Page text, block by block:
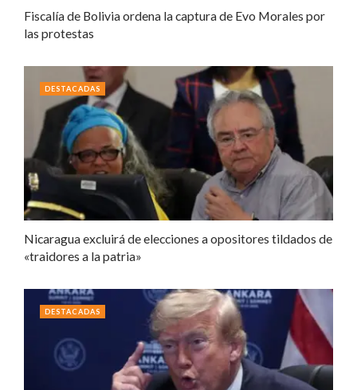
Fiscalía de Bolivia ordena la captura de Evo Morales por
las protestas
Nicaragua excluirá de elecciones a opositores tildados de
«traidores a la patria»
DESTACADAS
DESTACADAS